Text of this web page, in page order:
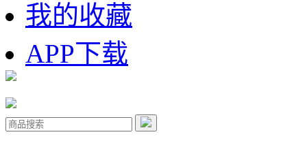
我的收藏
APP下载